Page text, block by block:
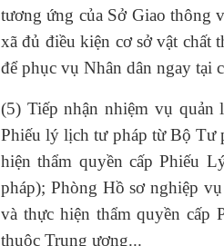
tương ứng của Sở Giao thông
xã đủ điều kiện cơ sở vật chất
để phục vụ Nhân dân ngay tại
(5) Tiếp nhận nhiệm vụ
Phiếu lý lịch tư pháp từ Bộ Tư
hiện thẩm quyền cấp Phiếu
pháp); Phòng Hồ sơ nghiệp
và thực hiện thẩm quyền cấp
thuộc Trung ương...